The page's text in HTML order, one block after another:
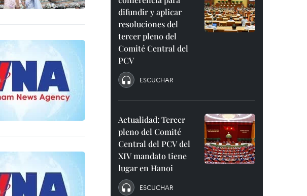
difundir y aplicar
resoluciones del
tercer pleno del
Comité Central del
PCV
ESCUCHAR
Actualidad: Tercer
pleno del Comité
Central del PCV del
XIV mandato tiene
lugar en Hanoi
ESCUCHAR